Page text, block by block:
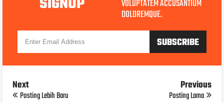
VOLUPTATEM ACCUSANTIUM
DOLOREMQUE.
Next
Posting Lebih Baru
Previous
Posting Lama